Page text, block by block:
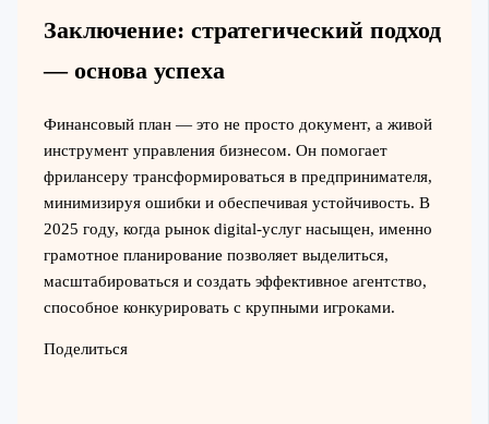
Заключение: стратегический подход
— основа успеха
Финансовый план — это не просто документ, а живой
инструмент управления бизнесом. Он помогает
фрилансеру трансформироваться в предпринимателя,
минимизируя ошибки и обеспечивая устойчивость. В
2025 году, когда рынок digital-услуг насыщен, именно
грамотное планирование позволяет выделиться,
масштабироваться и создать эффективное агентство,
способное конкурировать с крупными игроками.
Поделиться